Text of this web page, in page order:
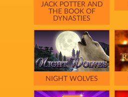
JACK POTTER AND
THE BOOK OF
DYNASTIES
NIGHT WOLVES